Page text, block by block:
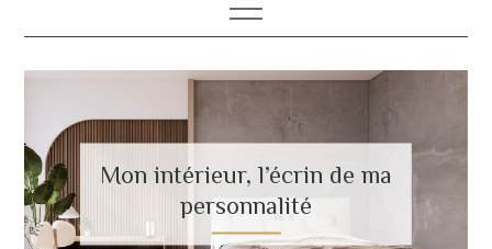
Mon intérieur, l’écrin de ma
personnalité